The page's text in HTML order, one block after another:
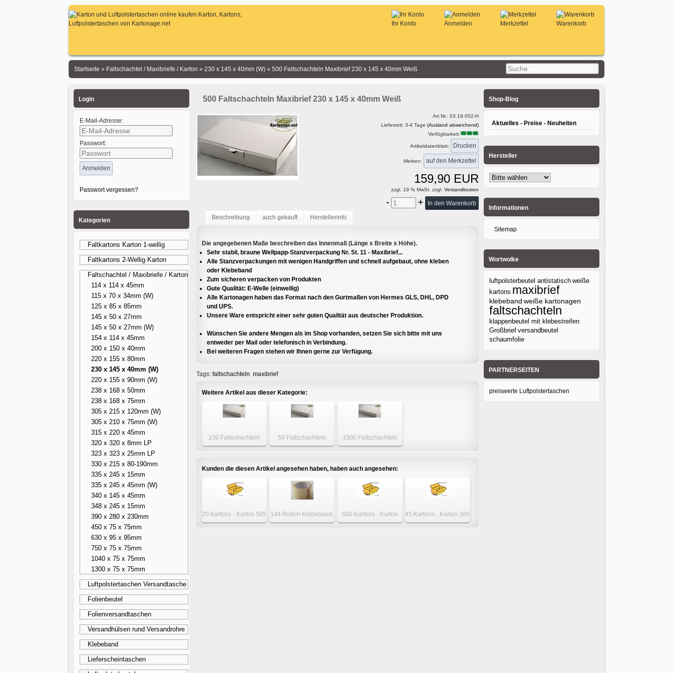
Warenkorb
Merkzettel
Anmelden
Ihr Konto
Startseite » Faltschachtel / Maxibriefe / Karton » 230 x 145 x 40mm (W)» 500 Faltschachteln Maxibrief 230 x 145 x 40mm Weiß
Login
E-Mail-Adresse:
Passwort:
Passwort vergessen?
Kategorien
Faltkartons Karton 1-wellig
Faltkartons 2-Wellig Karton
Faltschachtel / Maxibriefe / Karton
114 x 114 x 45mm
115 x 70 x 34mm (W)
125 x 85 x 85mm
145 x 50 x 27mm
145 x 50 x 27mm (W)
154 x 114 x 45mm
200 x 150 x 40mm
220 x 155 x 80mm
230 x 145 x 40mm (W)
220 x 155 x 90mm (W)
238 x 168 x 50mm
238 x 168 x 75mm
305 x 215 x 120mm (W)
305 x 210 x 75mm (W)
315 x 220 x 45mm
320 x 320 x 8mm LP
323 x 323 x 25mm LP
330 x 215 x 80-190mm
335 x 245 x 15mm
335 x 245 x 45mm (W)
340 x 145 x 45mm
348 x 245 x 15mm
390 x 280 x 230mm
450 x 75 x 75mm
630 x 95 x 95mm
750 x 75 x 75mm
1040 x 75 x 75mm
1300 x 75 x 75mm
Luftpolstertaschen Versandtasche
Folienbeutel
Folienversandtaschen
Versandhülsen rund Versandrohre
Klebeband
Lieferscheintaschen
500 Faltschachteln Maxibrief 230 x 145 x 40mm Weiß
Art.Nr.: 03.19.002-H
Lieferzeit: 3-4 Tage (Ausland abweichend)
Verfügbarkeit:
Artikeldatenblatt: Drucken
Merken:
159,90 EUR
zzgl. 19 % MwSt. zzgl. Versandkosten
- +
Beschreibung auch gekauft Herstellerinfo
Die angegebenen Maße beschreiben das Innenmaß (Länge x Breite x Höhe).
Sehr stabil, braune Wellpapp-Stanzverpackung Nr. St. 11 - Maxibrief...
Alle Stanzverpackungen mit wenigen Handgriffen und schnell aufgebaut, ohne kleben
oder Klebeband
Zum sicheren verpacken von Produkten
Gute Qualität: E-Welle (einwellig)
Alle Kartonagen haben das Format nach den Gurtmaßen von Hermes GLS, DHL, DPD
und UPS.
Unsere Ware entspricht einer sehr guten Qualität aus deutscher Produktion.
Wünschen Sie andere Mengen als im Shop vorhanden, setzen Sie sich bitte mit uns
entweder per Mail oder telefonisch in Verbindung.
Bei weiteren Fragen stehen wir Ihnen gerne zur Verfügung.
Tags: faltschachteln maxibrief
Weitere Artikel aus dieser Kategorie:
100 Faltschachteln
Maxibrief 230 x 145 x
50 Faltschachteln
Maxibrief 230 x 145 x
1000 Faltschachteln
Maxibrief 230 x 145 x
Kunden die diesen Artikel angesehen haben, haben auch angesehen:
20 Kartons - Karton 585
x 385 x 380mm
144 Rollen Klebeband,
transparent, 50mm x
600 Kartons - Karton
345 x 240 x 280mm
45 Kartons - Karton 380
x 145 x 140mm
Shop-Blog
Aktuelles - Preise - Neuheiten
Hersteller
Informationen
Sitemap
Wortwolke
luftpolsterbeutel antistatisch weiße
kartons maxibrief
klebeband weiße kartonagen
faltschachteln
klappenbeutel mit klebestreifen
Großbrief versandbeutel
schaumfolie
PARTNERSEITEN
preiswerte Luftpolstertaschen